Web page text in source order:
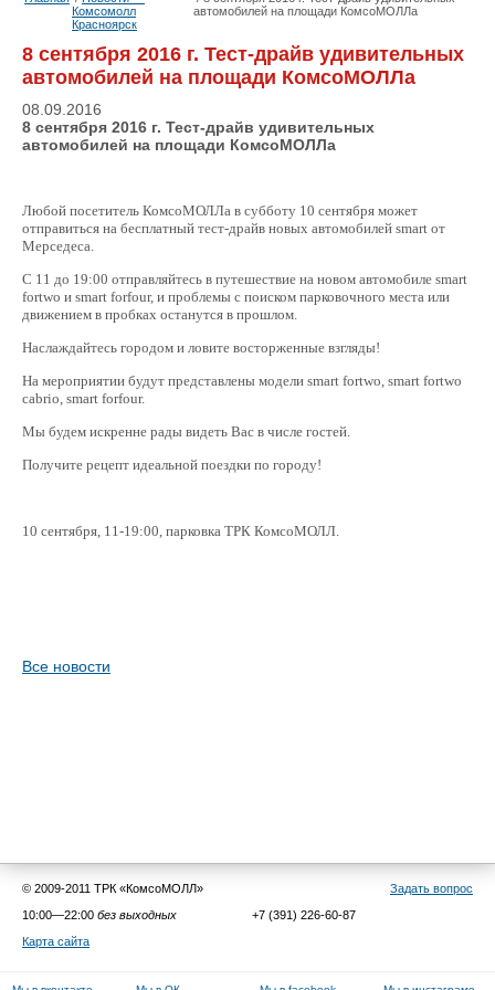
Комсомолл
Красноярск
автомобилей на площади КомсоМОЛЛа
8 сентября 2016 г. Тест-драйв удивительных
автомобилей на площади КомсоМОЛЛа
08.09.2016
8 сентября 2016 г. Тест-драйв удивительных
автомобилей на площади КомсоМОЛЛа
Любой посетитель КомсоМОЛЛа в субботу 10 сентября может
отправиться на бесплатный тест-драйв новых автомобилей smart от
Мерседеса.
С 11 до 19:00 отправляйтесь в путешествие на новом автомобиле smart
fortwo и smart forfour, и проблемы с поиском парковочного места или
движением в пробках останутся в прошлом.
Наслаждайтесь городом и ловите восторженные взгляды!
На мероприятии будут представлены модели smart fortwo, smart fortwo
cabrio, smart forfour.
Мы будем искренне рады видеть Вас в числе гостей.
Получите рецепт идеальной поездки по городу!
10 сентября, 11-19:00, парковка ТРК КомсоМОЛЛ.
Все новости
© 2009-2011 ТРК «КомсоМОЛЛ»
Задать вопрос
10:00—22:00 без выходных
+7 (391) 226-60-87
Карта сайта